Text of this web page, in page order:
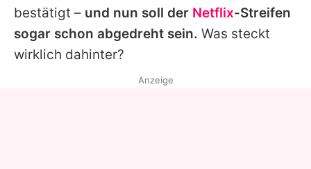
bestätigt – und nun soll der Netflix-Streifen
sogar schon abgedreht sein. Was steckt
wirklich dahinter?
Anzeige